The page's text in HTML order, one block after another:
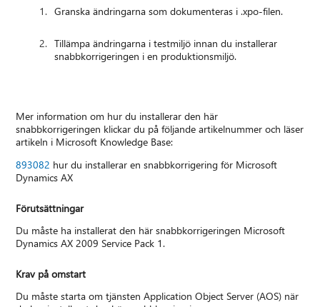
Granska ändringarna som dokumenteras i .xpo-filen.
Tillämpa ändringarna i testmiljö innan du installerar
snabbkorrigeringen i en produktionsmiljö.
Mer information om hur du installerar den här
snabbkorrigeringen klickar du på följande artikelnummer och läser
artikeln i Microsoft Knowledge Base:
893082 hur du installerar en snabbkorrigering för Microsoft
Dynamics AX
Förutsättningar
Du måste ha installerat den här snabbkorrigeringen Microsoft
Dynamics AX 2009 Service Pack 1.
Krav på omstart
Du måste starta om tjänsten Application Object Server (AOS) när